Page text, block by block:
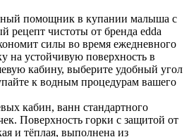
помощник в купании малыша с
рецепт чистоты от бренда edda
силы во время ежедневного
на устойчивую поверхность в
кабину, выберите удобный угол
к водным процедурам вашего
кабин, ванн стандартного
Поверхность горки с защитой от
и тёплая, выполнена из